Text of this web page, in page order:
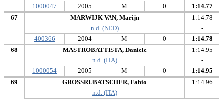
1000047 2005 M
1:14.77
0
67
400366
MARWIJK VAN, Marijn
2004 M
n.d. (NED)
1:14.78
-
1:14.78
0
68
1000054
MASTROBATTISTA, Daniele
2005 M
n.d. (ITA)
1:14.95
-
1:14.95
0
69
GROSSRUBATSCHER, Fabio
n.d. (ITA)
1:14.96
-